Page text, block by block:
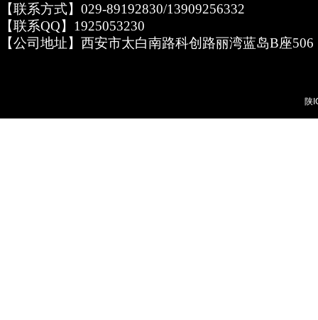
【联系方式】029-89192830/13909256332
【联系QQ】1925053230
【公司地址】西安市太白南路科创路丽湾蓝岛B座506
陕